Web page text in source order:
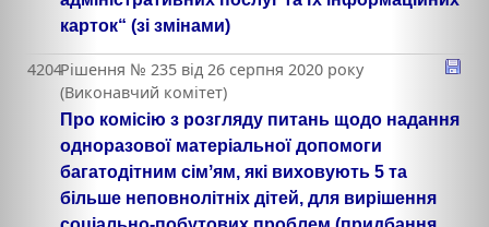
карток“ (зі змінами)
4204Рішення № 235 від 26 серпня 2020 року
(Виконавчий комітет)
Про комісію з розгляду питань щодо надання
одноразової матеріальної допомоги
багатодітним сімʼям, які виховують 5 та
більше неповнолітніх дітей, для вирішення